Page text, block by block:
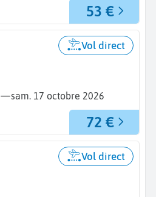
53 €
—sam. 17 octobre 2026
Vol direct
72 €
Vol direct